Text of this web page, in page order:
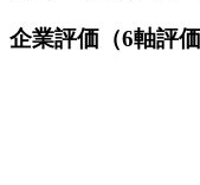
企業評価（6軸評価